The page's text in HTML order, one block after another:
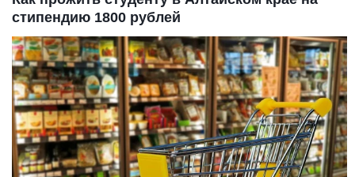
стипендию 1800 рублей